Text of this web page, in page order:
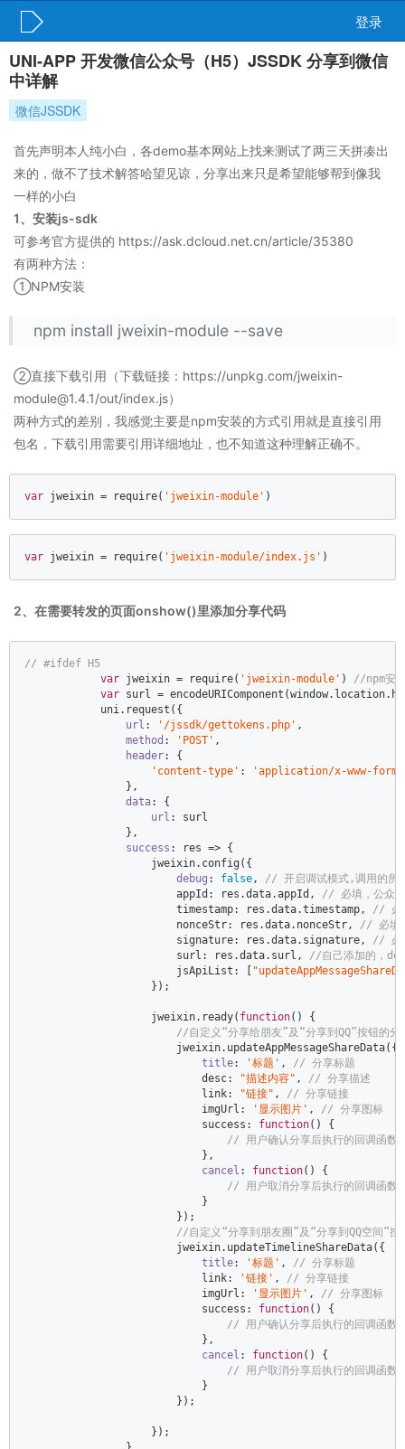
登录
UNI-APP 开发微信公众号（H5）JSSDK 分享到微信
中详解
微信JSSDK
首先声明本人纯小白，各demo基本网站上找来测试了两三天拼凑出
来的，做不了技术解答哈望见谅，分享出来只是希望能够帮到像我
一样的小白
1、安装js-sdk
可参考官方提供的 https://ask.dcloud.net.cn/article/35380
有两种方法：
①NPM安装
npm install jweixin-module --save
②直接下载引用（下载链接：https://unpkg.com/jweixin-
module@1.4.1/out/index.js）
两种方式的差别，我感觉主要是npm安装的方式引用就是直接引用
包名，下载引用需要引用详细地址，也不知道这种理解正确不。
var jweixin = require( 'jweixin-module' )
var jweixin = require( 'jweixin-module/index.js' )
2、在需要转发的页面onshow()里添加分享代码
// #ifdef H5
var jweixin = require( 'jweixin-module' ) //npm安
var surl = encodeURIComponent (window
            uni.request({
url : '/jssdk/gettokens.php' ,
method : 'POST' ,
header: {
'content-type' :
'application/x-www-
                },
data: {
url : surl
                },
success : res => {
                    jweixin.config({
debug : false, // 开启调试模式,调用的所
                        appId: res.data.appId,
// 必填，公众
                        timestamp: res.data.timestamp,
// 必
                        nonceStr: res.data.nonceStr,
// 必填
                        signature: res.data.signature,
// 必
                        surl: res.data.surl,
//自己添加的，
                        jsApiList: [
                    });
                    jweixin.ready(
function( ) {
//自定义“分享给朋友”及“分享到QQ”按钮
title: '标题' , // 分享标题
                            desc:
"描述内容" , // 分享描述
                            link:
"链接" , // 分享链接
                            imgUrl:
'显示图片' , //
                            success:
function( ) {
// 用户确认分享后执行的回调函
                            },
cancel : function( ) {
// 用户取消分享后执行的回调函
                            }
                        });
//自定义“分享到朋友圈”及“分享到QQ空间
                        jweixin.updateTimelineShareData({
title: '标题' , // 分
                            link:
'链接' , // 分享链接
                            imgUrl:
'显示图片' , //
                            success:
function( ) {
// 用户确认分享后执行的回调函
                            },
cancel : function( ) {
// 用户取消分享后执行的回调函
                            }
                        });
                    });